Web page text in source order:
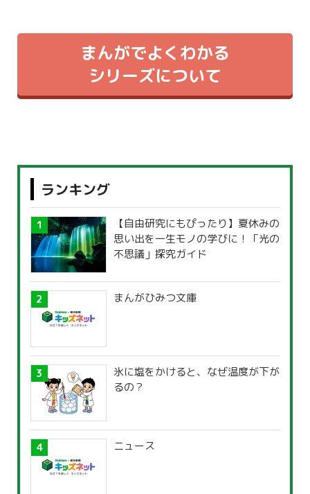
まんがでよくわかる
シリーズについて
ランキング
【自由研究にもぴったり】夏休みの
思い出を一生モノの学びに！「光の
不思議」探究ガイド
まんがひみつ文庫
氷に塩をかけると、なぜ温度が下が
るの？
ニュース